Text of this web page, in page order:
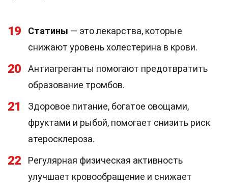
19 Статины — это лекарства, которые
снижают уровень холестерина в крови.
20
Антиагреганты помогают предотвратить
образование тромбов.
21
Здоровое питание, богатое овощами,
фруктами и рыбой, помогает снизить риск
атеросклероза.
22
Регулярная физическая активность
улучшает кровообращение и снижает